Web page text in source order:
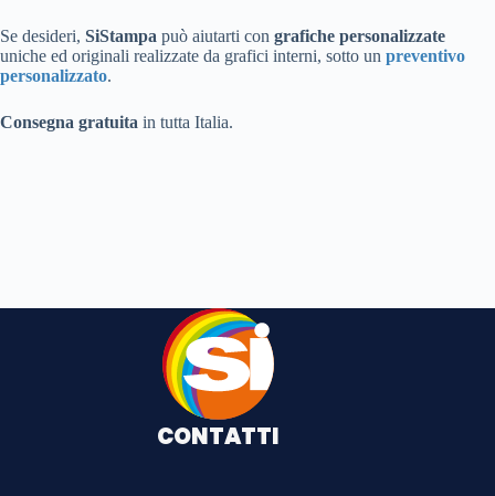
Se desideri, SiStampa può aiutarti con grafiche personalizzate
uniche ed originali realizzate da grafici interni, sotto un preventivo
personalizzato.
Consegna gratuita in tutta Italia.
CONTATTI